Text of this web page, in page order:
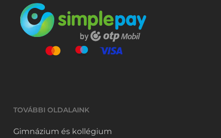
TOVÁBBI OLDALAINK
Gimnázium és kollégium